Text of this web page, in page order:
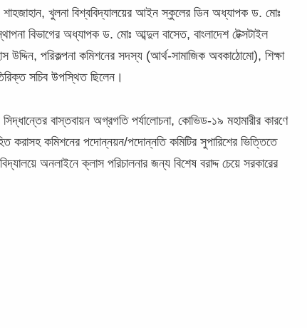
শাহজাহান, খুলনা বিশ্ববিদ্যালয়ের আইন স্কুলের ডিন অধ্যাপক ড. মোঃ
বিভাগের অধ্যাপক ড. মোঃ আব্দুল বাসেত, বাংলাদেশ টেক্সটাইল
উদ্দিন, পরিকল্পনা কমিশনের সদস্য (আর্থ-সামাজিক অবকাঠোমো), শিক্ষা
সচিব উপস্থিত ছিলেন।
বাস্তবায়ন অগ্রগতি পর্যালোচনা, কোভিড-১৯ মহামারীর কারণে
করাসহ কমিশনের পদোন্নয়ন/পদোন্নতি কমিটির সুপারিশের ভিত্তিতে
অনলাইনে ক্লাস পরিচালনার জন্য বিশেষ বরাদ্দ চেয়ে সরকারের